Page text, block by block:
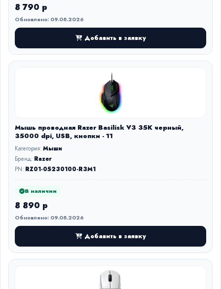
8 790 р
Обновлено: 09.08.2026
Добавить в заявку
Мышь проводная Razer Basilisk V3 35K черный,
35000 dpi, USB, кнопки - 11
Категория:Мыши
Бренд: Razer
PN: RZ01-05230100-R3M1
В наличии
8 890 р
Обновлено: 09.08.2026
Добавить в заявку